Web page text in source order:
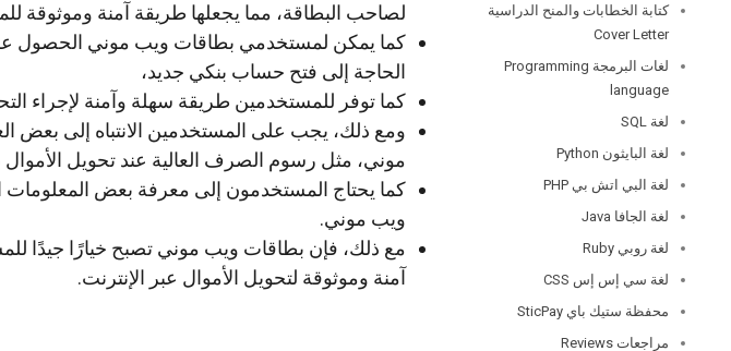
لصاحب البطاقة، مما يجعلها طريقة آمنة وموثوقة
كما يمكن لمستخدمي بطاقات ويب موني الحصول
الحاجة إلى فتح حساب بنكي جديد،
كما توفر للمستخدمين طريقة سهلة وآمنة لإجراء
ومع ذلك، يجب على المستخدمين الانتباه إلى بعض
موني، مثل رسوم الصرف العالية عند تحويل الأموال
كما يحتاج المستخدمون إلى معرفة بعض المعلومات
ويب موني.
مع ذلك، فإن بطاقات ويب موني تصبح خيارًا جيدًا
آمنة وموثوقة لتحويل الأموال عبر الإنترنت.
كتابة الخطابات والمنح الدراسية
Cover Letter
لغات البرمجة Programming
language
لغة SQL
لغة البايثون Python
لغة البي اتش بي PHP
لغة الجافا Java
لغة روبي Ruby
لغة سي إس إس CSS
محفظة ستيك باي SticPay
مراجعات Reviews